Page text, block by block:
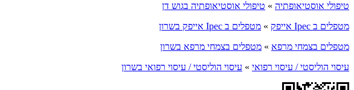
טיפולי אוסטיאופתיה » טיפולי אוסטיאופתיה בגוש דן
מטפלים ב Ipec אייפק
» מטפלים ב Ipec אייפק בשרון
מטפלים בצמחי מרפא » מטפלים בצמחי מרפא בשרון
עיסוי הוליסטי / עיסוי רפואי » עיסוי הוליסטי / עיסוי רפואי בשרון